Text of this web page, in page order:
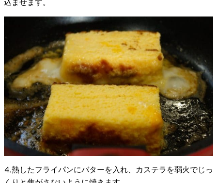
込ませます。
⒋熱したフライパンにバターを入れ、カステラを弱火でじっ